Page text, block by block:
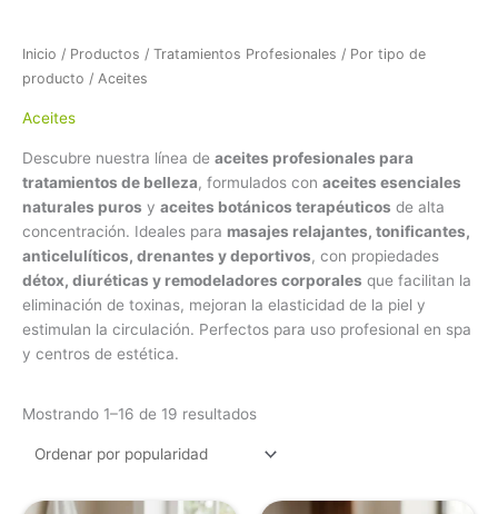
Inicio / Productos / Tratamientos Profesionales / Por tipo de
producto / Aceites
Aceites
Descubre nuestra línea de aceites profesionales para
tratamientos de belleza, formulados con aceites esenciales
naturales puros y aceites botánicos terapéuticos de alta
concentración. Ideales para masajes relajantes, tonificantes,
anticelulíticos, drenantes y deportivos, con propiedades
détox, diuréticas y remodeladores corporales que facilitan la
eliminación de toxinas, mejoran la elasticidad de la piel y
estimulan la circulación. Perfectos para uso profesional en spa
y centros de estética.
Mostrando 1–16 de 19 resultados
popularidad